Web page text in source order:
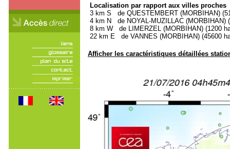
Localisation par rapport aux villes proches
3 km S de QUESTEMBERT (MORBIHAN)
4 km N de NOYAL-MUZILLAC (MORBIHAN)
8 km W de LIMERZEL (MORBIHAN) (1200
22 km E de VANNES (MORBIHAN) (45600
Afficher les caractéristiques détaillées